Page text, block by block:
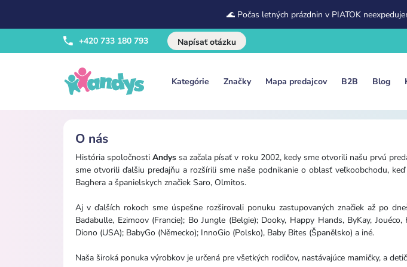
🌊 Počas letných prázdnin v PIATOK
+420 733 180 793 Napísať otázku
Kategórie Značky Mapa predajcov B2B Blog
O nás
História spoločnostiAndys sa začala písať v roku 2002, kedy sme otvorili našu prvú
sme otvorili ďalšiu predajňu a rozšírili sme naše podnikanie o oblasť veľkoobchodu,
Baghera a španielskych značiek Saro, Olmitos.
Aj v ďalších rokoch sme úspešne rozširovali ponuku zastupovaných značiek až po
Badabulle, Ezimoov (Francie); Bo Jungle (Belgie); Dooky, Happy Hands, ByKay,
Diono (USA); BabyGo (Německo); InnoGio (Polsko), Baby Bites (Španělsko) a iné.
Naša široká ponuka výrobkov je určená pre všetkých rodičov, nastávajúce mamičky, a